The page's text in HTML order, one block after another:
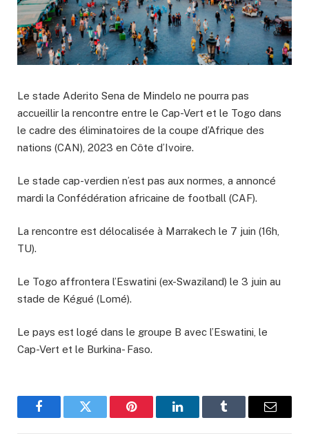
Le stade Aderito Sena de Mindelo ne pourra pas
accueillir la rencontre entre le Cap-Vert et le Togo dans
le cadre des éliminatoires de la coupe d’Afrique des
nations (CAN), 2023 en Côte d’Ivoire.
Le stade cap-verdien n’est pas aux normes, a annoncé
mardi la Confédération africaine de football (CAF).
La rencontre est délocalisée à Marrakech le 7 juin (16h,
TU).
Le Togo affrontera l’Eswatini (ex-Swaziland) le 3 juin au
stade de Kégué (Lomé).
Le pays est logé dans le groupe B avec l’Eswatini, le
Cap-Vert et le Burkina- Faso.
FacebookTwitter Pinterest LinkedInTumblr Email